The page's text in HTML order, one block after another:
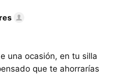
una ocasión, en tu silla
que te ahorrarías